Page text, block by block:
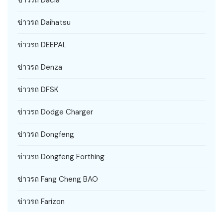
ข่าวรถ Daihatsu
ข่าวรถ DEEPAL
ข่าวรถ Denza
ข่าวรถ DFSK
ข่าวรถ Dodge Charger
ข่าวรถ Dongfeng
ข่าวรถ Dongfeng Forthing
ข่าวรถ Fang Cheng BAO
ข่าวรถ Farizon